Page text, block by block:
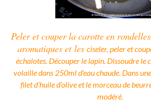
Peler et couper la carotte en
aromatiques et les ciseler, peler et
échalotes. Découper le lapin. Dissoudre le
volaille dans 250ml d’eau chaude. Dans
filet d’huile d’olive et le morceau de
modéré.